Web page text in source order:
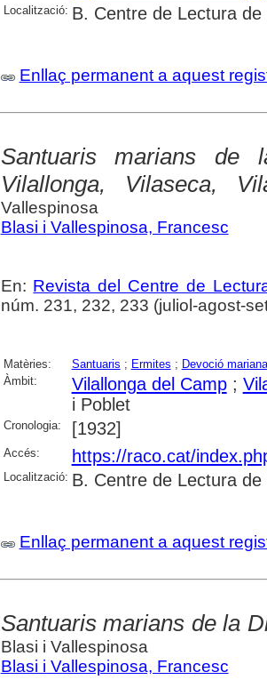
Localització: B. Centre de Lectura de
Enllaç permanent a aquest
Santuaris marians de
Vilallonga, Vilaseca,
Vallespinosa
Blasi i Vallespinosa, Francesc
En: Revista del Centre de
núm. 231, 232, 233 (juliol-agost-
Matèries: Santuaris ; Ermites ; Devoció mariana
Àmbit:
Vilallonga del Camp;
i Poblet
Cronologia: [1932]
Accés: https://raco.cat/
Localització: B. Centre de Lectura de
Enllaç permanent a aquest
Santuaris marians de la
Blasi i Vallespinosa
Blasi i Vallespinosa, Francesc